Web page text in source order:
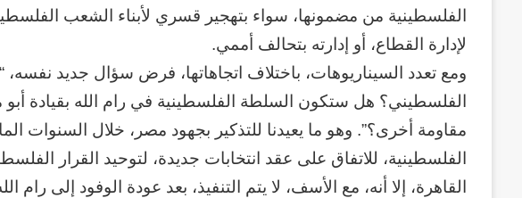
الفلسطينية من مضمونها، سواء بتهجير قسري لأبناء الشعب
لإدارة القطاع، أو إدارته بتحالف أممي.
ومع تعدد السيناريوهات، باختلاف اتجاهاتها، فرض سؤال جديد
الفلسطيني؟ هل ستكون السلطة الفلسطينية في رام الله بقيادة
مقاومة أخرى؟”. وهو ما يعيدنا للتذكير بجهود مصر، خلال السنوات
الفلسطينية، للاتفاق على عقد انتخابات جديدة، لتوحيد القرار
القاهرة، إلا أنه، مع الأسف، لا يتم التنفيذ، بعد عودة الوفود إلى رام